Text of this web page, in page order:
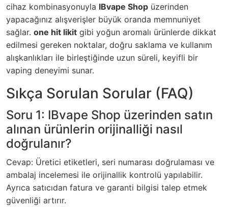
cihaz kombinasyonuyla IBvape Shop üzerinden
yapacağınız alışverişler büyük oranda memnuniyet
sağlar. one hit likit gibi yoğun aromalı ürünlerde dikkat
edilmesi gereken noktalar, doğru saklama ve kullanım
alışkanlıkları ile birleştiğinde uzun süreli, keyifli bir
vaping deneyimi sunar.
Sıkça Sorulan Sorular (FAQ)
Soru 1: IBvape Shop üzerinden satın
alınan ürünlerin orijinalliği nasıl
doğrulanır?
Cevap: Üretici etiketleri, seri numarası doğrulaması ve
ambalaj incelemesi ile orijinallik kontrolü yapılabilir.
Ayrıca satıcıdan fatura ve garanti bilgisi talep etmek
güvenliği artırır.